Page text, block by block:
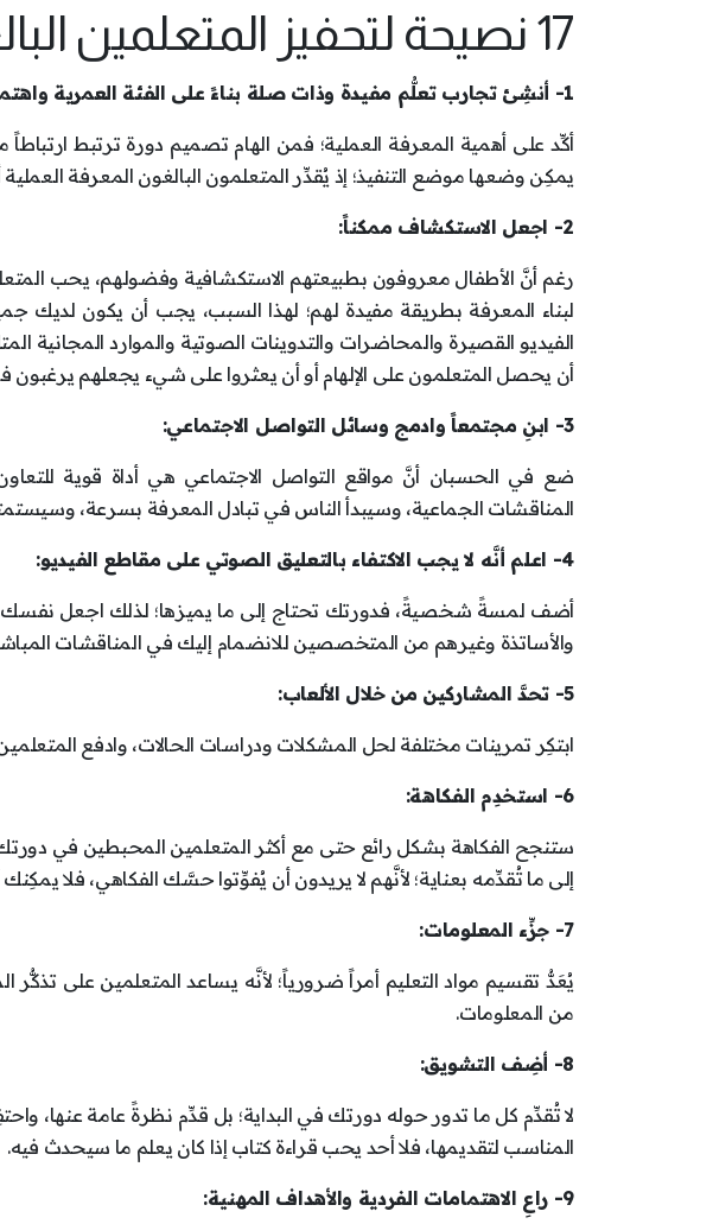
17 نصيحة لتحفيز المتعلمين البالغين:
1- أنشِئ تجارب تعلُّم مفيدة وذات صلة بناءً على الفئة العمرية واهتمامات المتعلمين:
أكِّد على أهمية المعرفة العملية؛ فمن الهام تصميم دورة ترتبط ارتباطاً
يمكِن وضعها موضع التنفيذ؛ إذ يُقدِّر المتعلمون البالغون المعرفة
2- اجعل الاستكشاف ممكناً:
رغم أنَّ الأطفال معروفون بطبيعتهم الاستكشافية وفضولهم، يحب
لبناء المعرفة بطريقة مفيدة لهم؛ لهذا السبب، يجب أن يكون لديك
الفيديو القصيرة والمحاضرات والتدوينات الصوتية والموارد المجانية
أن يحصل المتعلمون على الإلهام أو أن يعثروا على شيء يجعلهم يرغبون
3- ابنِ مجتمعاً وادمج وسائل التواصل الاجتماعي:
ضع في الحسبان أنَّ مواقع التواصل الاجتماعي هي أداة قوية
المناقشات الجماعية، وسيبدأ الناس في تبادل المعرفة بسرعة،
4- اعلم أنَّه لا يجب الاكتفاء بالتعليق الصوتي على مقاطع الفيديو:
أضف لمسةً شخصيةً، فدورتك تحتاج إلى ما يميزها؛ لذلك اجعل نفسك
والأساتذة وغيرهم من المتخصصين للانضمام إليك في المناقشات
5- تحدَّ المشاركين من خلال الألعاب:
ابتكِر تمرينات مختلفة لحل المشكلات ودراسات الحالات، وادفع
6- استخدِم الفكاهة:
ستنجح الفكاهة بشكل رائع حتى مع أكثر المتعلمين المحبطين في
إلى ما تُقدِّمه بعناية؛ لأنَّهم لا يريدون أن يُفوِّتوا حسَّك الفكاهي، فلا
7- جزِّء المعلومات:
يُعَدُّ تقسيم مواد التعليم أمراً ضرورياً؛ لأنَّه يساعد المتعلمين على تذكُّر
من المعلومات.
8- أضِف التشويق:
لا تُقدِّم كل ما تدور حوله دورتك في البداية؛ بل قدِّم نظرةً عامة عنها،
المناسب لتقديمها، فلا أحد يحب قراءة كتاب إذا كان يعلم ما سيحدث فيه.
9- راعِ الاهتمامات الفردية والأهداف المهنية: